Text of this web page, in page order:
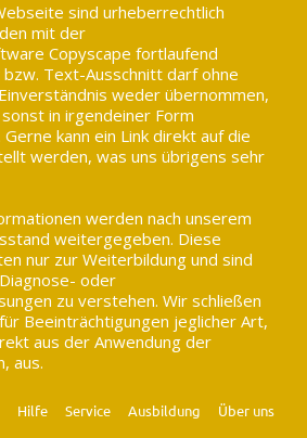
sind urheberrechtlich
mit der
Copyscape fortlaufend
Text-Ausschnitt darf ohne
weder übernommen,
in irgendeiner Form
kann ein Link direkt auf die
werden, was uns übrigens sehr
werden nach unserem
weitergegeben. Diese
nur zur Weiterbildung und sind
oder
zu verstehen. Wir schließen
Beeinträchtigungen jeglicher Art,
aus der Anwendung der
aus.
Hilfe Service Ausbildung Über uns